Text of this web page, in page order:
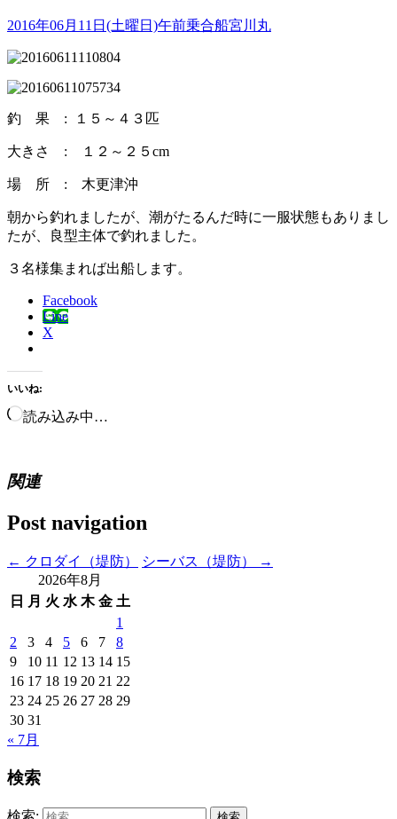
2016年06月11日(土曜日)午前乗合船宮川丸
釣 果 : １５～４３匹
大きさ : １２～２５cm
場 所 : 木更津沖
朝から釣れましたが、潮がたるんだ時に一服状態もありまし
たが、良型主体で釣れました。
３名様集まれば出船します。
Facebook
Line
X
いいね:
読み込み中…
関連
Post navigation
← クロダイ（堤防） シーバス（堤防）
→
2026年8月
日
月 火 水 木 金 土
1
2
3 4 5 6 7
8
9
10 11 12 13 14 15
16 17 18 19 20 21 22
23 24 25 26 27 28 29
30 31
« 7月
検索
検索: